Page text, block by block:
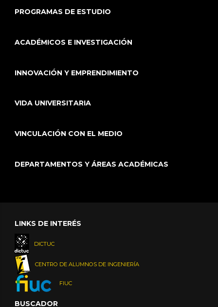
PROGRAMAS DE ESTUDIO
ACADÉMICOS E INVESTIGACIÓN
INNOVACIÓN Y EMPRENDIMIENTO
VIDA UNIVERSITARIA
VINCULACIÓN CON EL MEDIO
DEPARTAMENTOS Y ÁREAS ACADÉMICAS
LINKS DE INTERÉS
DICTUC
CENTRO DE ALUMNOS DE INGENIERÍA
FIUC
BUSCADOR